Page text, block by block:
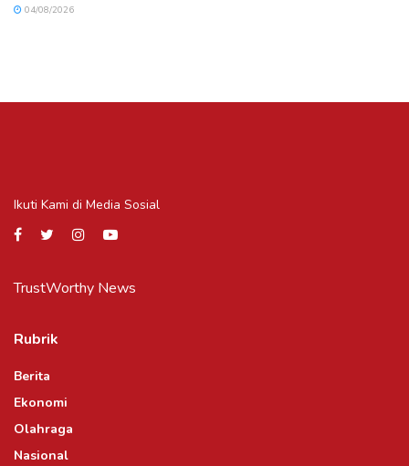
04/08/2026
Ikuti Kami di Media Sosial
TrustWorthy News
Rubrik
Berita
Ekonomi
Olahraga
Nasional